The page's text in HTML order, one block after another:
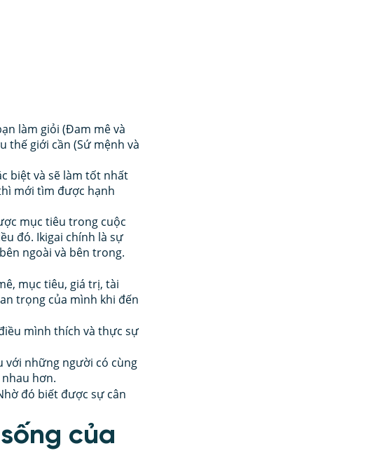
làm giỏi (Đam mê và
thế giới cần (Sứ mệnh và
biệt và sẽ làm tốt nhất
mới tìm được hạnh
mục tiêu trong cuộc
đó. Ikigai chính là sự
ngoài và bên trong.
mục tiêu, giá trị, tài
trọng của mình khi đến
mình thích và thực sự
với những người có cùng
hơn.
đó biết được sự cân
của